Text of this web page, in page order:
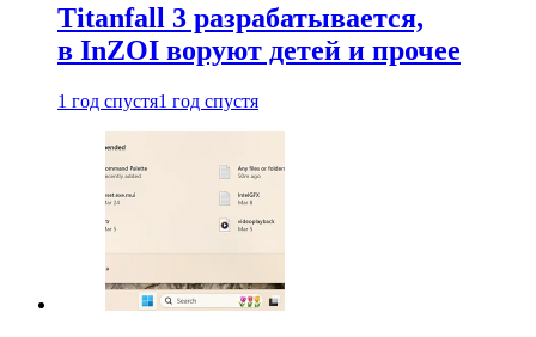
Titanfall 3 разрабатывается,
в InZOI воруют детей и прочее
1 год спустя1 год спустя